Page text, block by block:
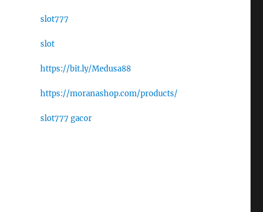
slot777
slot
https://bit.ly/Medusa88
https://moranashop.com/products/
slot777 gacor